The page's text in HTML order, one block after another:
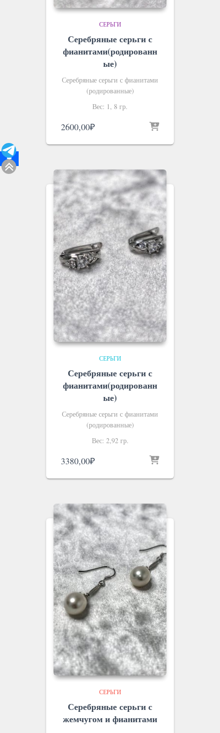
СЕРЬГИ
Серебряные серьги с
фианитами(родированн
ые)
Серебряные серьги с фианитами
(родированные)
Вес: 1, 8 гр.
2600,00₽
СЕРЬГИ
Серебряные серьги с
фианитами(родированн
ые)
Серебряные серьги с фианитами
(родированные)
Вес: 2,92 гр.
3380,00₽
СЕРЬГИ
Серебряные серьги с
жемчугом и фианитами